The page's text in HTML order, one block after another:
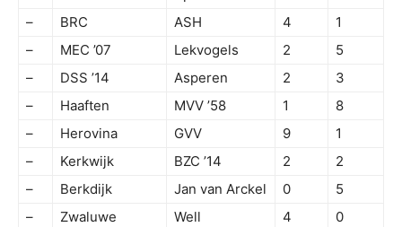
–
BRC ASH 4
1
–
MEC ’07 Lekvogels 2
5
–
DSS ’14 Asperen 2
3
–
Haaften MVV ’58 1
8
–
Herovina GVV 9
1
–
Kerkwijk BZC ’14 2
2
–
Berkdijk Jan van Arckel 0
5
–
Zwaluwe Well 4 0